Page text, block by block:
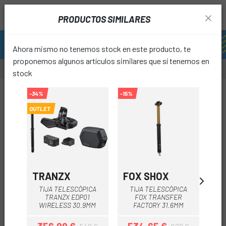
PRODUCTOS SIMILARES
Ahora mismo no tenemos stock en este producto, te
proponemos algunos artículos similares que sí tenemos en
stock
-34%
OUTLET
TRANZX
TIJA TELESCÒPICA
TRANZX EDP01
WIRELESS 30.9MM
-15%
FOX SHOX
TIJA TELESCÒPICA
FOX TRANSFER
FACTORY 31.6MM